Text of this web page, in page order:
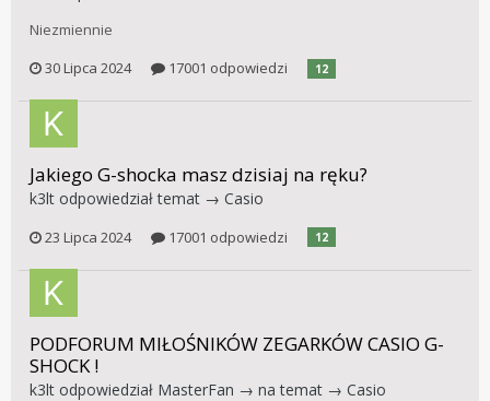
Niezmiennie
30 Lipca 2024
17001 odpowiedzi 12
Jakiego G-shocka masz dzisiaj na ręku?
k3lt odpowiedział temat → Casio
23 Lipca 2024 17001 odpowiedzi 12
PODFORUM MIŁOŚNIKÓW ZEGARKÓW CASIO G-
SHOCK !
k3lt odpowiedział MasterFan → na temat → Casio